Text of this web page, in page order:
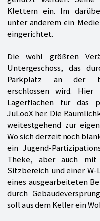
Klettern ein. Im
unter anderem ein
eingerichtet.
Die wohl größten
Untergeschoss, das
Parkplatz an der
erschlossen wird.
Lagerflächen für das
JuLooX her. Die
weitestgehend zur
Wo sich derzeit noch
ein Jugend-
Theke, aber auch
Sitzbereich und einer
eines ausgearbeiteten
durch
soll aus dem Keller ein